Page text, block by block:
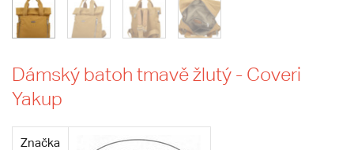
Dámský batoh tmavě žlutý - Coveri
Yakup
Značka